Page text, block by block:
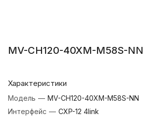
MV-CH120-40XM-M58S-NN
Характеристики
Модель — MV-CH120-40XM-M58S-NN
Интерфейс — CXP-12 4link